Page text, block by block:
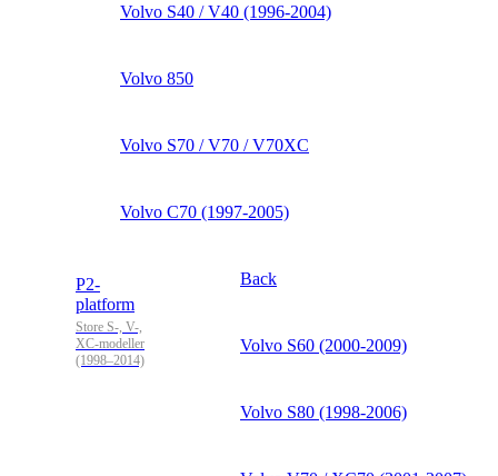
Volvo S40 / V40 (1996-2004)
Volvo 850
Volvo S70 / V70 / V70XC
Volvo C70 (1997-2005)
P2-
platform
Store S-, V-,
XC-modeller
(1998–2014)
Back
Volvo S60 (2000-2009)
Volvo S80 (1998-2006)